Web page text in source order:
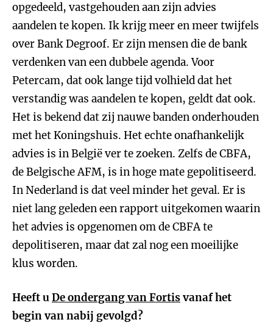
opgedeeld, vastgehouden aan zijn advies
aandelen te kopen. Ik krijg meer en meer twijfels
over Bank Degroof. Er zijn mensen die de bank
verdenken van een dubbele agenda. Voor
Petercam, dat ook lange tijd volhield dat het
verstandig was aandelen te kopen, geldt dat ook.
Het is bekend dat zij nauwe banden onderhouden
met het Koningshuis. Het echte onafhankelijk
advies is in België ver te zoeken. Zelfs de CBFA,
de Belgische AFM, is in hoge mate gepolitiseerd.
In Nederland is dat veel minder het geval. Er is
niet lang geleden een rapport uitgekomen waarin
het advies is opgenomen om de CBFA te
depolitiseren, maar dat zal nog een moeilijke
klus worden.
Heeft uDe ondergang van Fortisvanaf het
begin van nabij gevolgd?